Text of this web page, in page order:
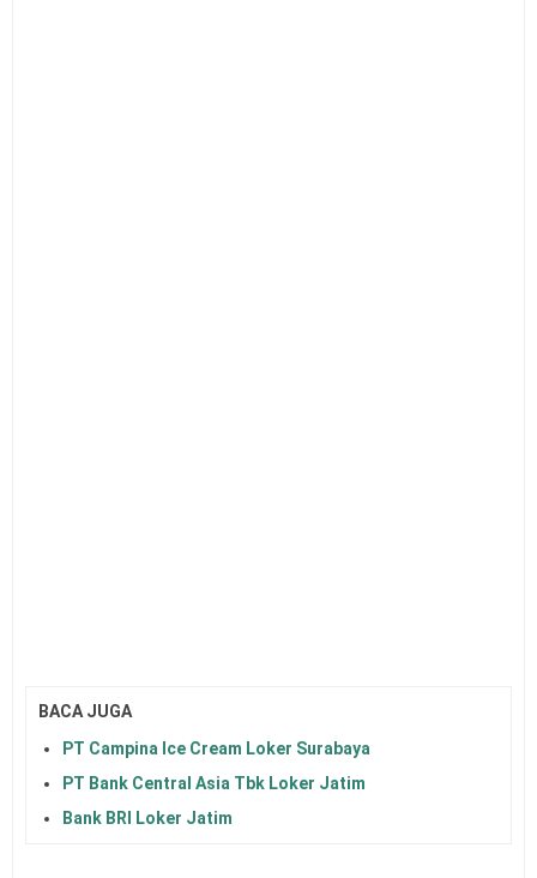
BACA JUGA
PT Campina Ice Cream Loker Surabaya
PT Bank Central Asia Tbk Loker Jatim
Bank BRI Loker Jatim